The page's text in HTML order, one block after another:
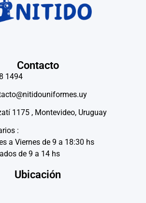
Contacto
1494
1175 , Montevideo, Uruguay
:
a Viernes de 9 a 18:30 hs
de 9 a 14 hs
Ubicación